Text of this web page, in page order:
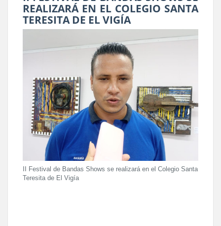
REALIZARÁ EN EL COLEGIO SANTA
TERESITA DE EL VIGÍA
II Festival de Bandas Shows se realizará en el Colegio Santa
Teresita de El Vigía